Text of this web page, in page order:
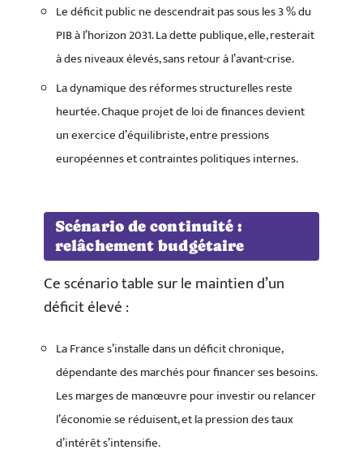
Le déficit public ne descendrait pas sous les 3 % du
PIB à l’horizon 2031. La dette publique, elle, resterait
à des niveaux élevés, sans retour à l’avant-crise.
La dynamique des réformes structurelles reste
heurtée. Chaque projet de loi de finances devient
un exercice d’équilibriste, entre pressions
européennes et contraintes politiques internes.
Scénario de continuité :
relâchement budgétaire
Ce scénario table sur le maintien d’un
déficit élevé :
La France s’installe dans un déficit chronique,
dépendante des marchés pour financer ses besoins.
Les marges de manœuvre pour investir ou relancer
l’économie se réduisent, et la pression des taux
d’intérêt s’intensifie.